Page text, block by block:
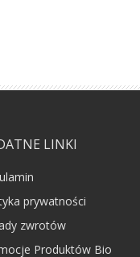
LINKI
prywatności
zwrotów
Produktów Bio